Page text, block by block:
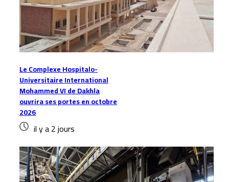
Le Complexe Hospitalo-
Universitaire International
Mohammed VI de Dakhla
ouvrira ses portes en octobre
2026
il y a 2 jours